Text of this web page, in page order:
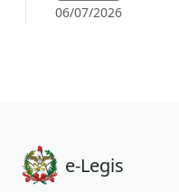
06/07/2026
e-Legis